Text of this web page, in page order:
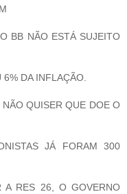
BB NÃO ESTÁ SUJEITO
DA INFLAÇÃO.
QUISER QUE DOE O
JÁ FORAM 300
A RES 26, O GOVERNO